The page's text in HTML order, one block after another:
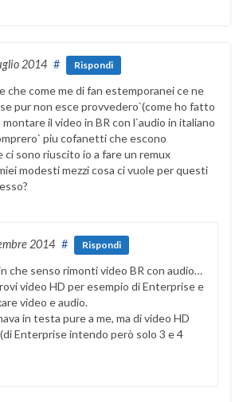
2014 # Rispondi
che come me di fan estemporanei ce ne
pur non esce provvedero`(come ho fatto
montare il video in BR con l`audio in italiano
piu cofanetti che escono
ci sono riuscito io a fare un remux
modesti mezzi cosa ci vuole per questi
2014 # Rispondi
che senso rimonti video BR con audio…
video HD per esempio di Enterprise e
video e audio.
in testa pure a me, ma di video HD
Enterprise intendo però solo 3 e 4